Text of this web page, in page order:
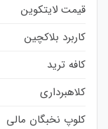
قیمت لایتکوین
کاربرد بلاکچین
کافه ترید
کلاهبرداری
کلوپ نخبگان مالی